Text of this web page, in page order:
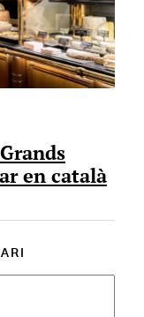
en català